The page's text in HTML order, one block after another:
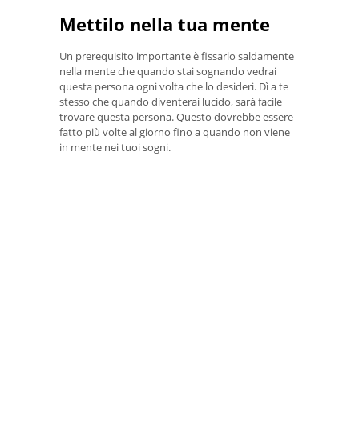
Mettilo nella tua mente
Un prerequisito importante è fissarlo saldamente
nella mente che quando stai sognando vedrai
questa persona ogni volta che lo desideri. Dì a te
stesso che quando diventerai lucido, sarà facile
trovare questa persona. Questo dovrebbe essere
fatto più volte al giorno fino a quando non viene
in mente nei tuoi sogni.